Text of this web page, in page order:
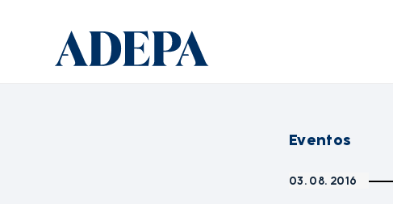
Eventos
03. 08. 2016